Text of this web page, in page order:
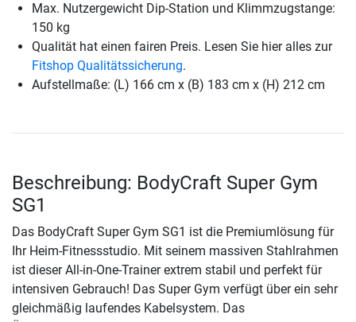
Max. Nutzergewicht Dip-Station und Klimmzugstange:
150 kg
Qualität hat einen fairen Preis. Lesen Sie hier alles zur
Fitshop Qualitätssicherung.
Aufstellmaße: (L) 166 cm x (B) 183 cm x (H) 212 cm
Beschreibung: BodyCraft Super Gym
SG1
Das BodyCraft Super Gym SG1 ist die Premiumlösung für
Ihr Heim-Fitnessstudio. Mit seinem massiven Stahlrahmen
ist dieser All-in-One-Trainer extrem stabil und perfekt für
intensiven Gebrauch! Das Super Gym verfügt über ein sehr
gleichmäßig laufendes Kabelsystem. Das